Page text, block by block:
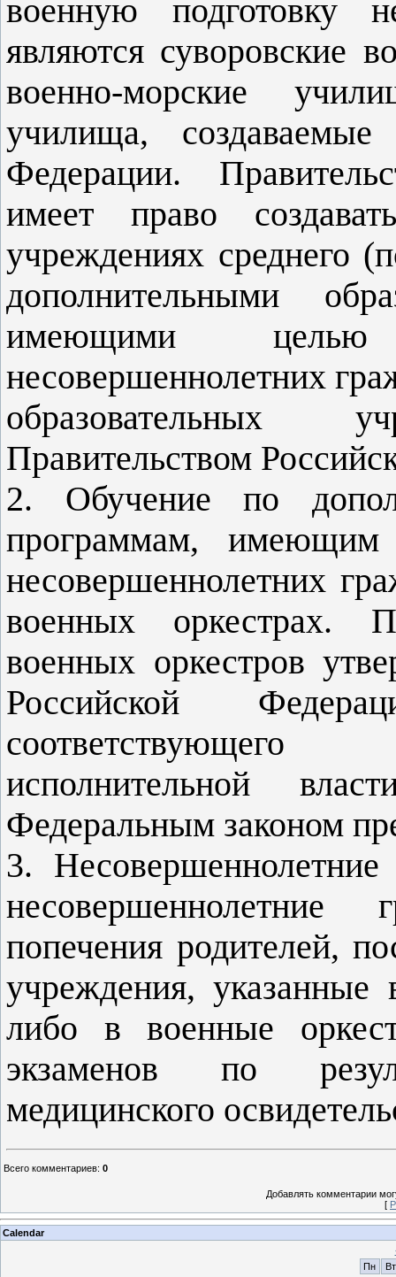
военную подготовку
являются суворовские
военно-морские
училища, создаваемые
Федерации.
имеет право
учреждениях среднего
дополнительными
имеющими целью
несовершеннолетних
образовательных
Правительством
2. Обучение по
программам, имеющим
несовершеннолетних
военных оркестрах.
военных оркестров
Российской
исполнительной
Федеральным законом
3.
попечения родителей,
учреждения, указанные
либо в военные
экзаменов по
медицинского
Всего комментариев: 0
Добавлять комментарии
[
Calendar
Пн
Вт